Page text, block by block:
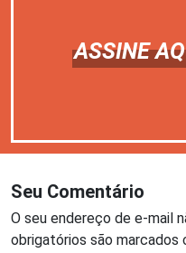
ASSINE
Seu Comentário
O seu endereço de e-mail
obrigatórios são marcados